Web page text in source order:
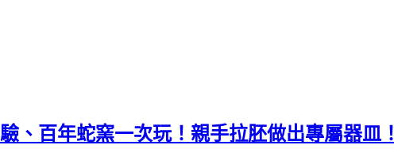
、百年蛇窯一次玩！親手拉胚做出專屬器皿！